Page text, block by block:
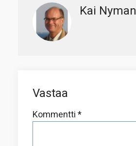
Kai Nyman
Vastaa
Kommentti*